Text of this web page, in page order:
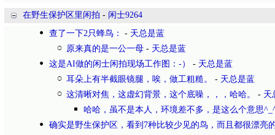
在野生保护区里闲拍 - 闲士9264
查了一下2只蜂鸟：
- 天总是蓝
原来真的是一公一母 - 天总是蓝
这是AI做的闲士闲拍现场工作图：-）
- 天总是蓝
耳朵上有半截眼镜腿，唉，做工粗糙。
- 天总是蓝
这清晰对焦，这虚幻背景，这个底噪，，，哈哈。
- 天
哈哈，虽不是本人，环境差不多，是这么个意思
确实是野生保护区，看到7种比较少见的鸟，而且都很漂亮